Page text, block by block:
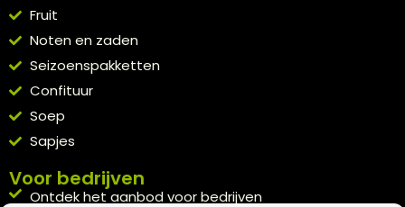
Fruit
Noten en zaden
Seizoenspakketten
Confituur
Soep
Sapjes
Voor bedrijven
Ontdek het aanbod voor bedrijven